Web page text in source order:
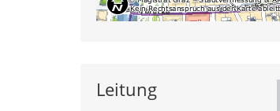
Leitung